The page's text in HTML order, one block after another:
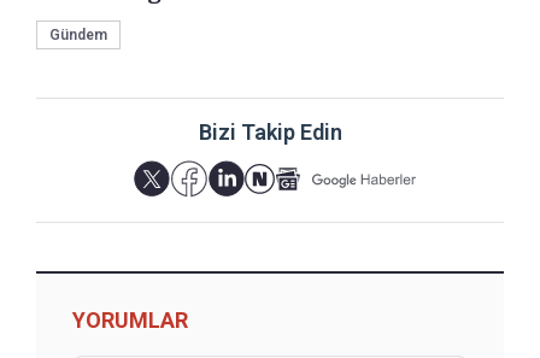
Gündem
Bizi Takip Edin
YORUMLAR